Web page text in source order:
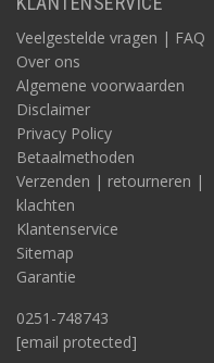
Veelgestelde vragen | FAQ
Over ons
Algemene voorwaarden
Disclaimer
Privacy Policy
Betaalmethoden
Verzenden | retourneren |
klachten
Klantenservice
Sitemap
Garantie
0251-748743
[email protected]